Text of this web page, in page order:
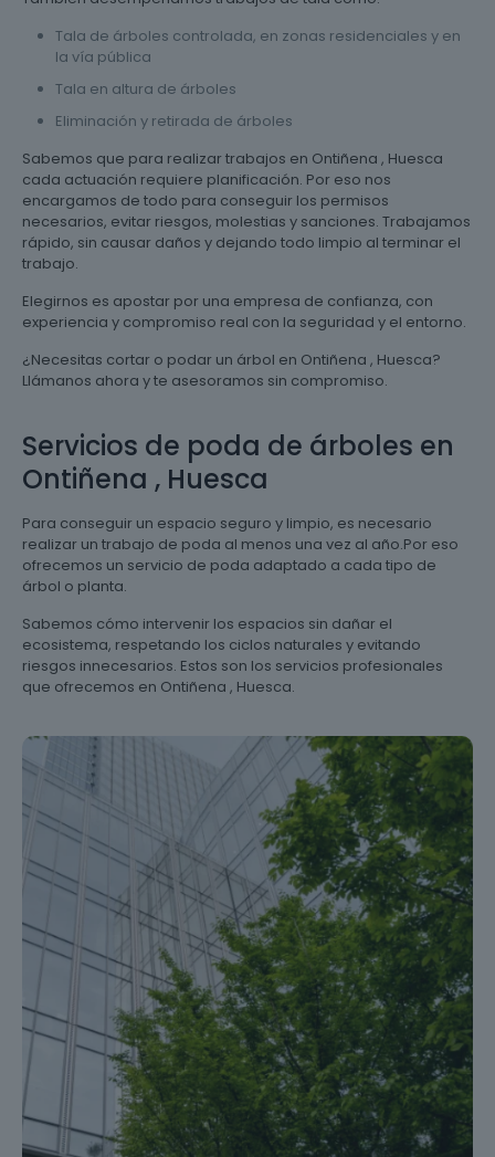
Tala de árboles controlada, en zonas residenciales y en
la vía pública
Tala en altura de árboles
Eliminación y retirada de árboles
Sabemos que para realizar trabajos en Ontiñena , Huesca
cada actuación requiere planificación. Por eso nos
encargamos de todo para conseguir los permisos
necesarios, evitar riesgos, molestias y sanciones. Trabajamos
rápido, sin causar daños y dejando todo limpio al terminar el
trabajo.
Elegirnos es apostar por una empresa de confianza, con
experiencia y compromiso real con la seguridad y el entorno.
¿Necesitas cortar o podar un árbol en Ontiñena , Huesca?
Llámanos ahora y te asesoramos sin compromiso.
Servicios de poda de árboles en
Ontiñena , Huesca
Para conseguir un espacio seguro y limpio, es necesario
realizar un trabajo de poda al menos una vez al año.Por eso
ofrecemos un servicio de poda adaptado a cada tipo de
árbol o planta.
Sabemos cómo intervenir los espacios sin dañar el
ecosistema, respetando los ciclos naturales y evitando
riesgos innecesarios. Estos son los servicios profesionales
que ofrecemos en Ontiñena , Huesca.